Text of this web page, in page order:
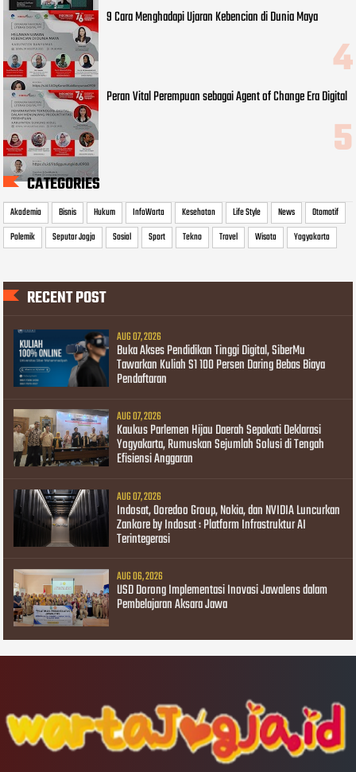
9 Cara Menghadapi Ujaran Kebencian di Dunia Maya
Peran Vital Perempuan sebagai Agent of Change Era Digital
CATEGORIES
Akademia Bisnis Hukum InfoWarta Kesehatan Life Style News
Otomotif
Polemik
Seputar Jogja Sosial Sport Tekno Travel Wisata Yogyakarta
RECENT POST
AUG 07, 2026
Buka Akses Pendidikan Tinggi Digital, SiberMu
Tawarkan Kuliah S1 100 Persen Daring Bebas Biaya
Pendaftaran
AUG 07, 2026
Kaukus Parlemen Hijau Daerah Sepakati Deklarasi
Yogyakarta, Rumuskan Sejumlah Solusi di Tengah
Efisiensi Anggaran
AUG 07, 2026
Indosat, Ooredoo Group, Nokia, dan NVIDIA Luncurkan
Zankore by Indosat : Platform Infrastruktur AI
Terintegerasi
AUG 06, 2026
USD Dorong Implementasi Inovasi Jawalens dalam
Pembelajaran Aksara Jawa